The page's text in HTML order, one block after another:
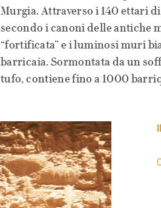
Murgia. Attraverso i 140 ettari
secondo i canoni delle antiche
“fortificata” e i luminosi muri
barricaia. Sormontata da un
tufo, contiene fino a 1000